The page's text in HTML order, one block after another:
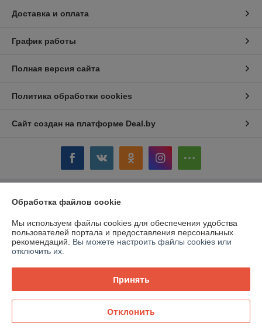
Доставка и оплата
График работы
Полная версия сайта
Политика обработки cookies
Сайт создан на платформе Deal.by
Информация для покупателя
Юридическое лицо:ОАО «Дом торговли»
Витебская обл.,г. Полоцк, ул. Гоголя, 16
Регистрационный номер ЕГР: 300058954
УНП: 300058954
Регистрационный орган: Витебский облисполком
Дата регистрации компании: 12.03.1999
Местонахождение книги жалоб и предложений: ул. Гоголя, 16
Обработка файлов cookie
Мы используем файлы cookies для обеспечения удобства
пользователей портала и предоставления персональных
рекомендаций. Вы можете настроить файлы cookies или
отключить их.
Принять
Отклонить